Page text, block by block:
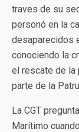
traves de su
personó en la
desaparecidos
conociendo la
el rescate de la
parte de la
La CGT
Marítimo